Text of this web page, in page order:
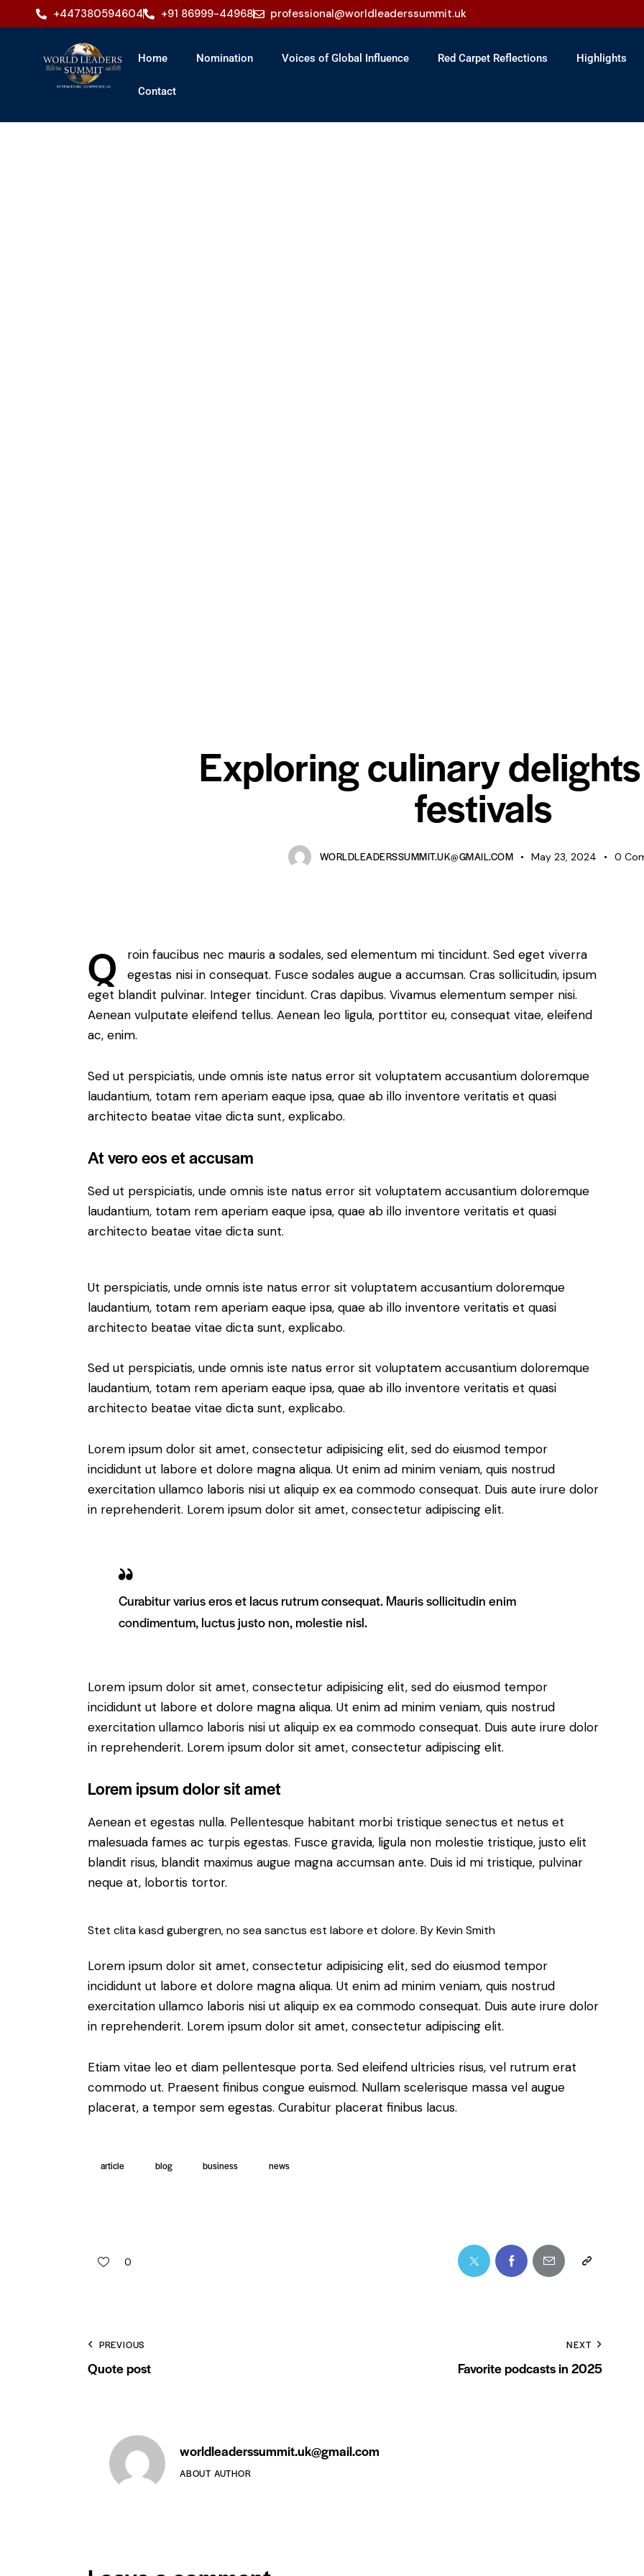
+447380594604 +91 86999-44968 professional@worldleaderssummit.uk
Home Nomination Voices of Global Influence Red Carpet Reflections Highlights
Contact
Exploring culinary
festivals
WORLDLEADERSSUMMIT.UK@GMAIL.COM May 23, 2024 0
Q
roin faucibus nec mauris a sodales, sed elementum mi tincidunt. Sed eget viverra
egestas nisi in consequat. Fusce sodales augue a accumsan. Cras sollicitudin, ipsum
eget blandit pulvinar. Integer tincidunt. Cras dapibus. Vivamus elementum semper nisi.
Aenean vulputate eleifend tellus. Aenean leo ligula, porttitor eu, consequat vitae, eleifend
ac, enim.
Sed ut perspiciatis, unde omnis iste natus error sit voluptatem accusantium doloremque
laudantium, totam rem aperiam eaque ipsa, quae ab illo inventore veritatis et quasi
architecto beatae vitae dicta sunt, explicabo.
At vero eos et accusam
Sed ut perspiciatis, unde omnis iste natus error sit voluptatem accusantium doloremque
laudantium, totam rem aperiam eaque ipsa, quae ab illo inventore veritatis et quasi
architecto beatae vitae dicta sunt.
Ut perspiciatis, unde omnis iste natus error sit voluptatem accusantium doloremque
laudantium, totam rem aperiam eaque ipsa, quae ab illo inventore veritatis et quasi
architecto beatae vitae dicta sunt, explicabo.
Sed ut perspiciatis, unde omnis iste natus error sit voluptatem accusantium doloremque
laudantium, totam rem aperiam eaque ipsa, quae ab illo inventore veritatis et quasi
architecto beatae vitae dicta sunt, explicabo.
Lorem ipsum dolor sit amet, consectetur adipisicing elit, sed do eiusmod tempor
incididunt ut labore et dolore magna aliqua. Ut enim ad minim veniam, quis nostrud
exercitation ullamco laboris nisi ut aliquip ex ea commodo consequat. Duis aute irure dolor
in reprehenderit. Lorem ipsum dolor sit amet, consectetur adipiscing elit.
Curabitur varius eros et lacus rutrum consequat. Mauris sollicitudin enim
condimentum, luctus justo non, molestie nisl.
Lorem ipsum dolor sit amet, consectetur adipisicing elit, sed do eiusmod tempor
incididunt ut labore et dolore magna aliqua. Ut enim ad minim veniam, quis nostrud
exercitation ullamco laboris nisi ut aliquip ex ea commodo consequat. Duis aute irure dolor
in reprehenderit. Lorem ipsum dolor sit amet, consectetur adipiscing elit.
Lorem ipsum dolor sit amet
Aenean et egestas nulla. Pellentesque habitant morbi tristique senectus et netus et
malesuada fames ac turpis egestas. Fusce gravida, ligula non molestie tristique, justo elit
blandit risus, blandit maximus augue magna accumsan ante. Duis id mi tristique, pulvinar
neque at, lobortis tortor.
Stet clita kasd gubergren, no sea sanctus est labore et dolore. ByKevin Smith
Lorem ipsum dolor sit amet, consectetur adipisicing elit, sed do eiusmod tempor
incididunt ut labore et dolore magna aliqua. Ut enim ad minim veniam, quis nostrud
exercitation ullamco laboris nisi ut aliquip ex ea commodo consequat. Duis aute irure dolor
in reprehenderit. Lorem ipsum dolor sit amet, consectetur adipiscing elit.
Etiam vitae leo et diam pellentesque porta. Sed eleifend ultricies risus, vel rutrum erat
commodo ut. Praesent finibus congue euismod. Nullam scelerisque massa vel augue
placerat, a tempor sem egestas. Curabitur placerat finibus lacus.
article blog business news
0
PREVIOUS
Quote post
NEXT
Favorite podcasts in 2025
worldleaderssummit.uk@gmail.com
ABOUT AUTHOR